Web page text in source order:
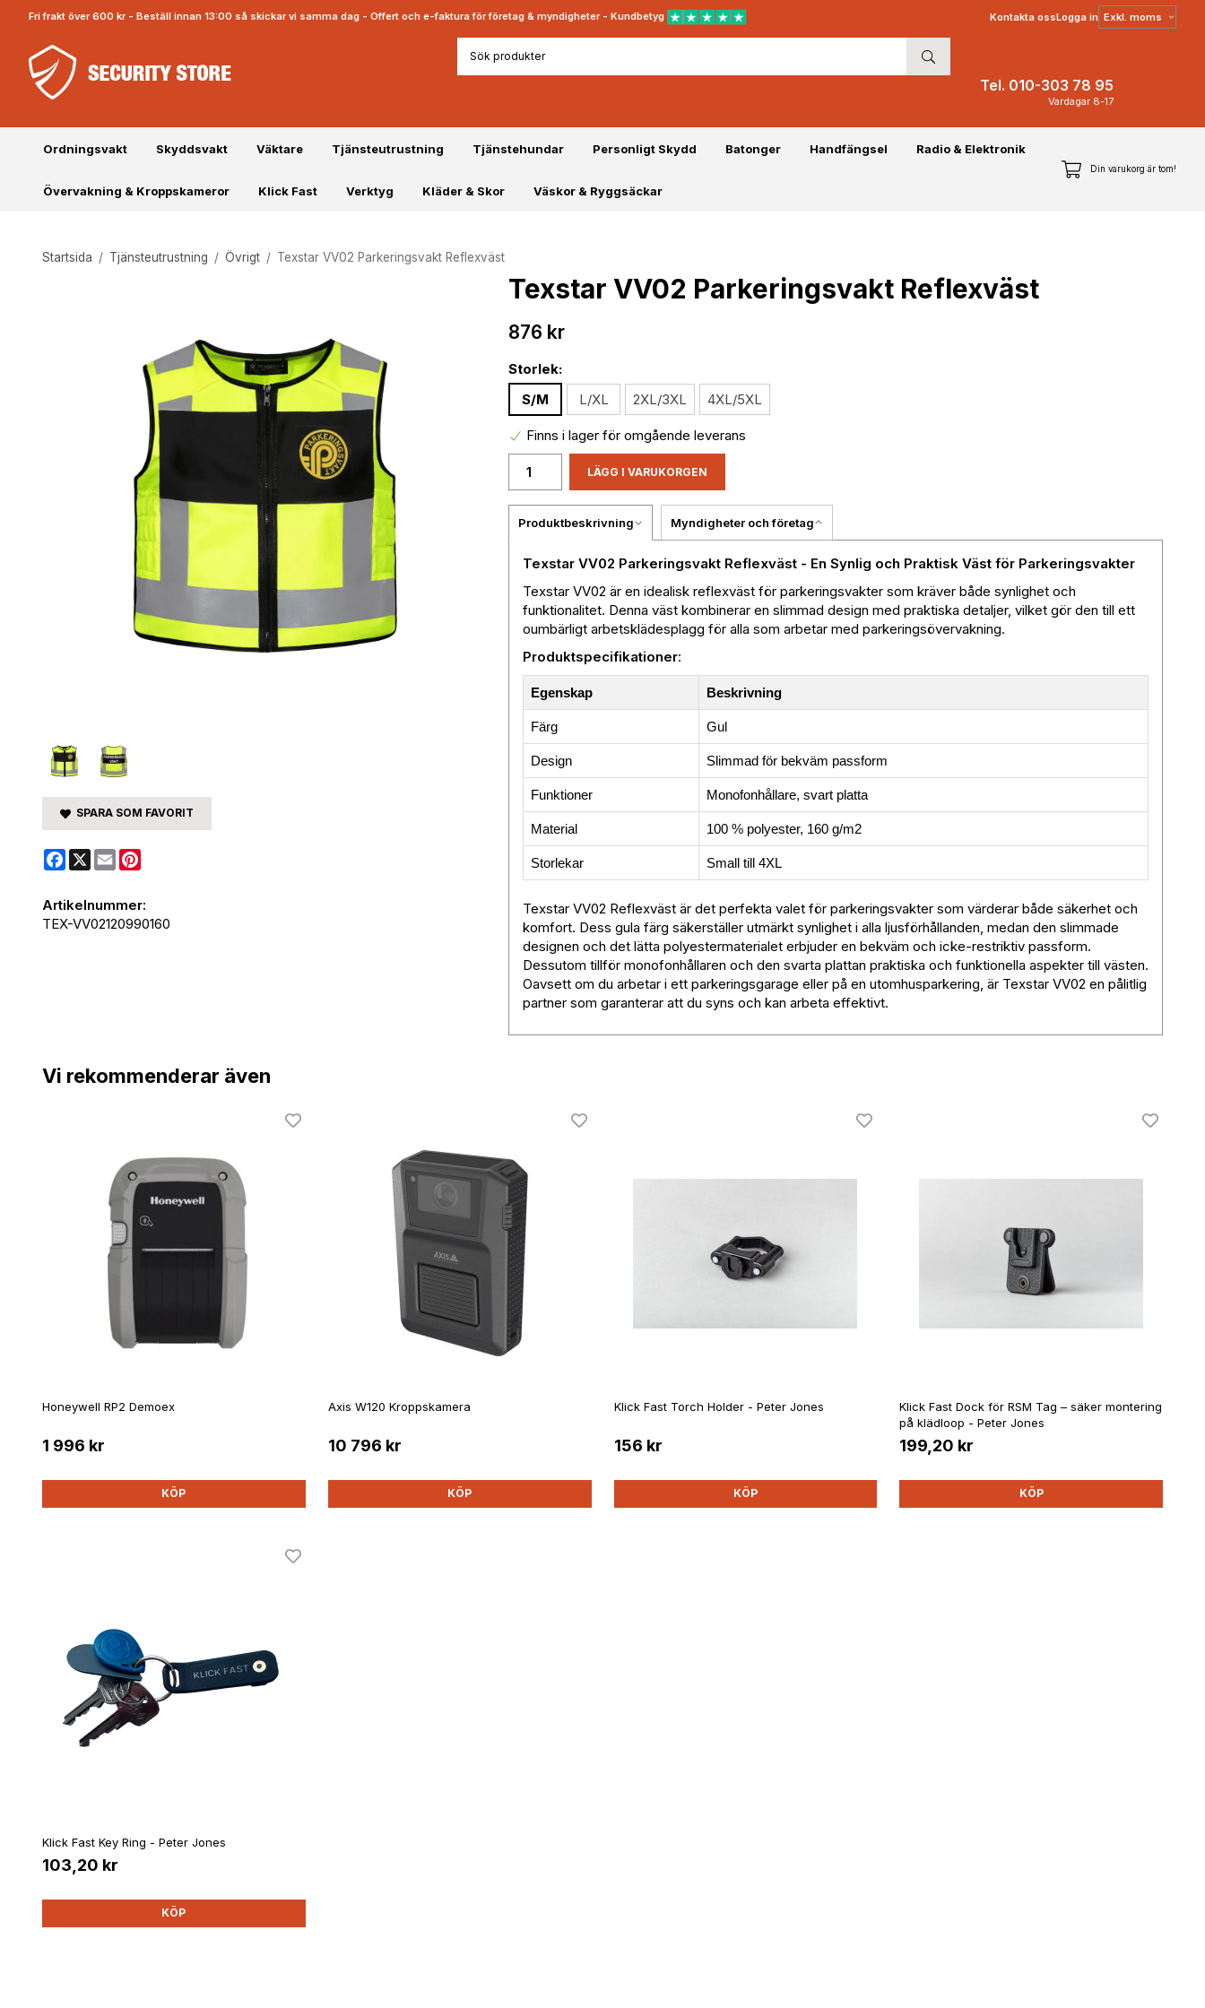
Fri frakt över 600 kr - Beställ innan 13:00 så skickar vi samma dag - Offert och e-faktura för företag & myndigheter - Kundbetyg Kontakta ossLogga in Välj
moms
Tel. 010-303 78 95
Vardagar 8-17
Ordningsvakt Skyddsvakt Väktare Tjänsteutrustning Tjänstehundar Personligt Skydd Batonger Handfängsel Radio & Elektronik
Övervakning & Kroppskameror Klick Fast Verktyg Kläder & Skor Väskor & Ryggsäckar
Din varukorg är tom!
Startsida / Tjänsteutrustning / Övrigt / Texstar VV02 Parkeringsvakt Reflexväst
Texstar VV02 Parkeringsvakt Reflexväst
876 kr
Storlek:
S/M
L/XL 2XL/3XL 4XL/5XL
Finns i lager för omgående leverans
LÄGG I VARUKORGEN
Produktbeskrivning Myndigheter och företag
Texstar VV02 Parkeringsvakt Reflexväst - En Synlig och Praktisk Väst för Parkeringsvakter
Texstar VV02 är en idealisk reflexväst för parkeringsvakter som kräver både synlighet och
funktionalitet. Denna väst kombinerar en slimmad design med praktiska detaljer, vilket gör den till ett
oumbärligt arbetsklädesplagg för alla som arbetar med parkeringsövervakning.
Produktspecifikationer:
Egenskap Beskrivning
Färg Gul
Design Slimmad för bekväm passform
Funktioner Monofonhållare, svart platta
Material 100 % polyester, 160 g/m2
Storlekar Small till 4XL
Texstar VV02 Reflexväst är det perfekta valet för parkeringsvakter som värderar både säkerhet och
komfort. Dess gula färg säkerställer utmärkt synlighet i alla ljusförhållanden, medan den slimmade
designen och det lätta polyestermaterialet erbjuder en bekväm och icke-restriktiv passform.
Dessutom tillför monofonhållaren och den svarta plattan praktiska och funktionella aspekter till västen.
Oavsett om du arbetar i ett parkeringsgarage eller på en utomhusparkering, är Texstar VV02 en pålitlig
partner som garanterar att du syns och kan arbeta effektivt.
SPARA SOM FAVORIT
Facebook
X Email
Artikelnummer:
TEX-VV02120990160
Vi rekommenderar även
Honeywell RP2 Demoex
1 996 kr
KÖP
Axis W120 Kroppskamera
10 796 kr
KÖP
Klick Fast Torch Holder - Peter Jones
156 kr
KÖP
Klick Fast Dock för RSM Tag – säker montering
på klädloop - Peter Jones
199,20 kr
KÖP
Klick Fast Key Ring - Peter Jones
103,20 kr
KÖP